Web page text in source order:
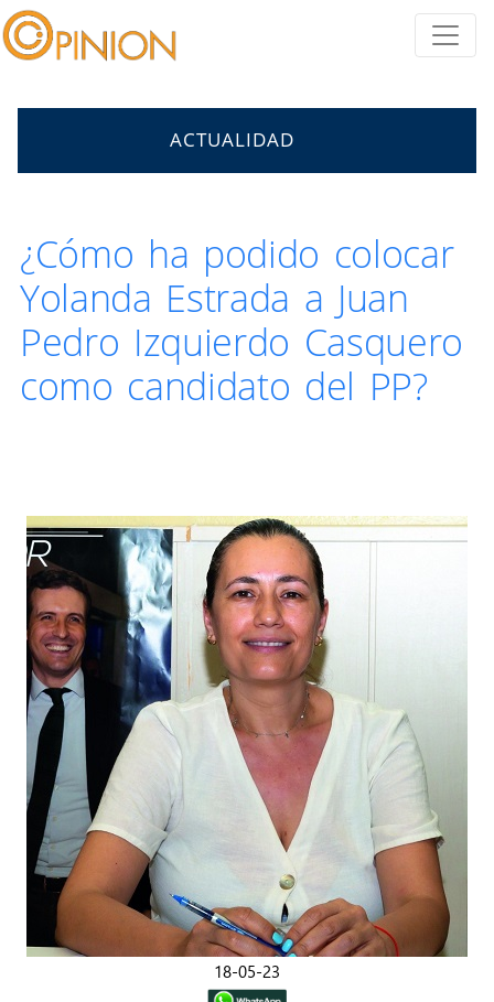
ACTUALIDAD
¿Cómo ha podido colocar
Yolanda Estrada a Juan
Pedro Izquierdo Casquero
como candidato del PP?
18-05-23